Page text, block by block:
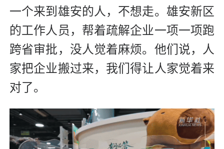
一个来到雄安的人，不想走。雄安新区
的工作人员，帮着疏解企业一项一项跑
跨省审批，没人觉着麻烦。他们说，人
家把企业搬过来，我们得让人家觉着来
对了。